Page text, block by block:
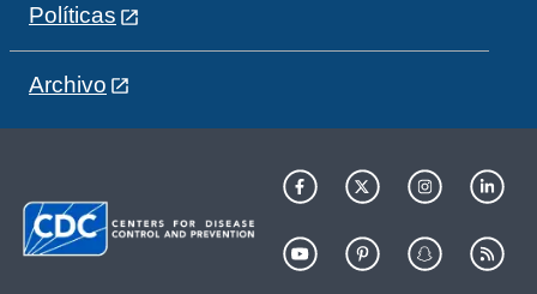
Políticas
Archivo